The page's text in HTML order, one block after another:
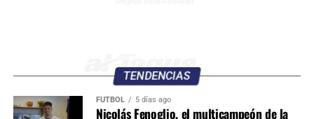
TENDENCIAS
FÚTBOL 5 días ago
Nicolás Fenoglio, el multicampeón de la